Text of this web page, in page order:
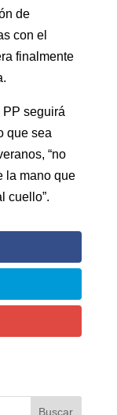
de
con el
finalmente
PP seguirá
que sea
“no
la mano que
cuello”.